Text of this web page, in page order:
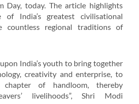
Day, today. The article highlights
of India’s greatest civilisational
countless regional traditions of
India’s youth to bring together
creativity and enterprise, to
of handloom, thereby
livelihoods”, Shri Modi